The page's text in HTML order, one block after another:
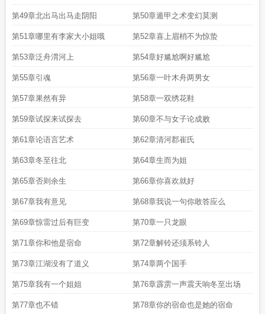
第49章北出马出马走阴阳 第50章遁甲之术变幻莫测
第51章哪里有李家大小姐哦 第52章喜上眉梢不为惊蛰
第53章泛舟渭河上 第54章好尴尬啊好尴尬
第55章引魂 第56章一叶木舟两男女
第57章果然有异 第58章一双绣花鞋
第59章试探来试探去 第60章不与女子论成败
第61章论语言艺术 第62章清河郡崔氏
第63章冬至往北 第64章生而为姐
第65章否则余生 第66章你喜欢就好
第67章我有意见 第68章我说一句你敢答应么
第69章惊雷过后有巨变 第70章一只龙眼
第71章你和他是宿命 第72章解铃还须系铃人
第73章江湖没有了道义 第74章两个国手
第75章我有一个姐姐 第76章霹雳一声震天响冬至出场
第77章也不错 第78章你的宿命也是她的宿命